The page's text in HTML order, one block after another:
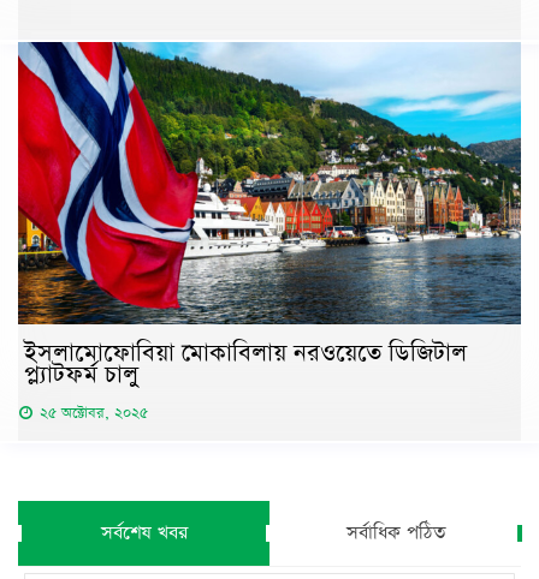
ইসলামোফোবিয়া মোকাবিলায় নরওয়েতে ডিজিটাল
প্ল্যাটফর্ম চালু
২৫ অক্টোবর, ২০২৫
সর্বশেষ খবর সর্বাধিক পঠিত